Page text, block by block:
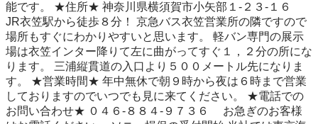
能です。 ★住所★ 神奈川県横須賀市小矢部１-２３-１６
JR衣笠駅から徒歩８分！ 京急バス衣笠営業所の隣ですので
場所もすぐにわかりやすいと思います。 軽バン専門の展示
場は衣笠インター降りて左に曲がってすぐ１，２分の所にな
ります。 三浦縦貫道の入口より５００メートル先になりま
す。 ★営業時間★ 年中無休で朝９時から夜は６時まで営業
しておりますのでいつでも見に来てください。 ★電話での
お問い合わせ★ ０４６-８８４-９７３６　 お急ぎのお客様